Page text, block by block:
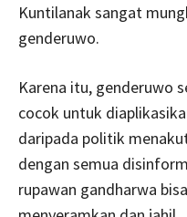
Kuntilanak sangat
genderuwo.
Karena itu, genderuwo
cocok untuk
daripada politik
dengan semua
rupawan gandharwa